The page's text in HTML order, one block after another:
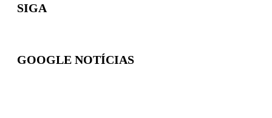
SIGA
GOOGLE NOTÍCIAS